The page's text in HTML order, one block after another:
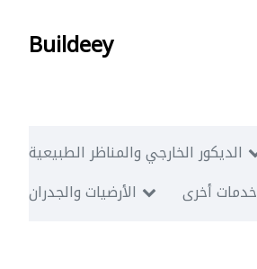
Buildeey
الديكور الخارجي والمناظر الطبيعية
الأرضيات والجدران
خدمات أخرى